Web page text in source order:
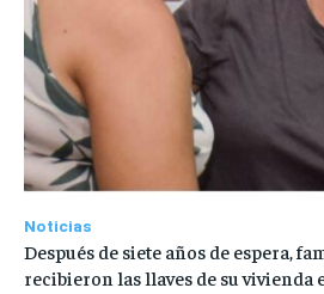
Noticias
Después de siete años de espera,
recibieron las llaves de su vivienda